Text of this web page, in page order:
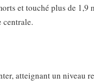
et touché plus de 1,9
centrale.
atteignant un niveau